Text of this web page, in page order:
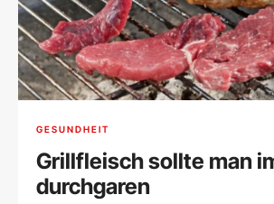
GESUNDHEIT
Grillfleisch sollte man
durchgaren